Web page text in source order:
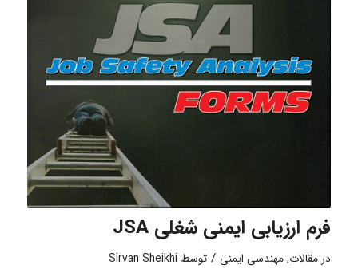
فرم ارزیابی ایمنی شغلی JSA
در مقالات,مهندسی ایمنی / توسط Sirvan Sheikhi